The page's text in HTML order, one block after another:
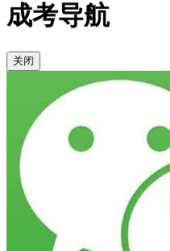
成考导航
关闭